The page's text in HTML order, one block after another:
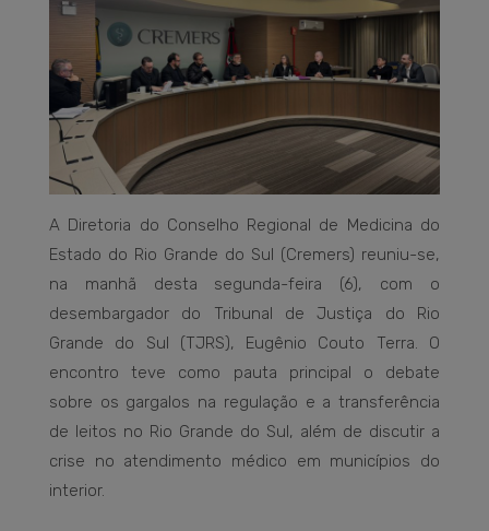
A Diretoria do Conselho Regional de Medicina do
Estado do Rio Grande do Sul (Cremers) reuniu-se,
na manhã desta segunda-feira (6), com o
desembargador do Tribunal de Justiça do Rio
Grande do Sul (TJRS), Eugênio Couto Terra. O
encontro teve como pauta principal o debate
sobre os gargalos na regulação e a transferência
de leitos no Rio Grande do Sul, além de discutir a
crise no atendimento médico em municípios do
interior.